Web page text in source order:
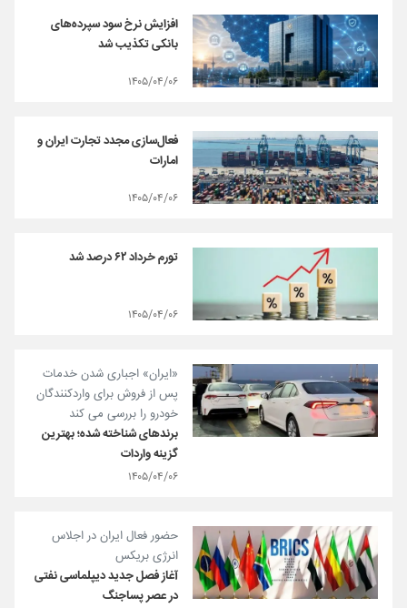
افزایش نرخ سود سپرده‌های
بانکی تکذیب شد
۱۴۰۵/۰۴/۰۶
فعال‌سازی مجدد تجارت ایران و
امارات
۱۴۰۵/۰۴/۰۶
تورم خرداد ۶۲ درصد شد
۱۴۰۵/۰۴/۰۶
«ایران» اجباری شدن خدمات
پس از فروش برای واردکنندگان
خودرو را بررسی می کند
برندهای شناخته شده؛ بهترین
گزینه واردات
۱۴۰۵/۰۴/۰۶
حضور فعال ایران در اجلاس
انرژی بریکس
آغاز فصل جدید دیپلماسی نفتی
در عصر پساجنگ